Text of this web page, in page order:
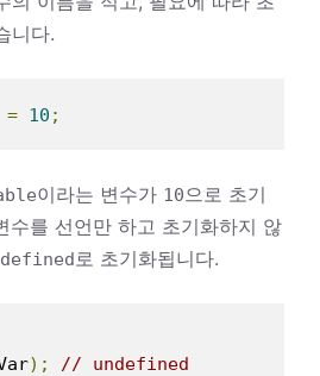
니다.
= 10 ;
이라는 변수가 10으로 초기
수를 선언만 하고 초기화하지 않
로 초기화됩니다.
); // undefined